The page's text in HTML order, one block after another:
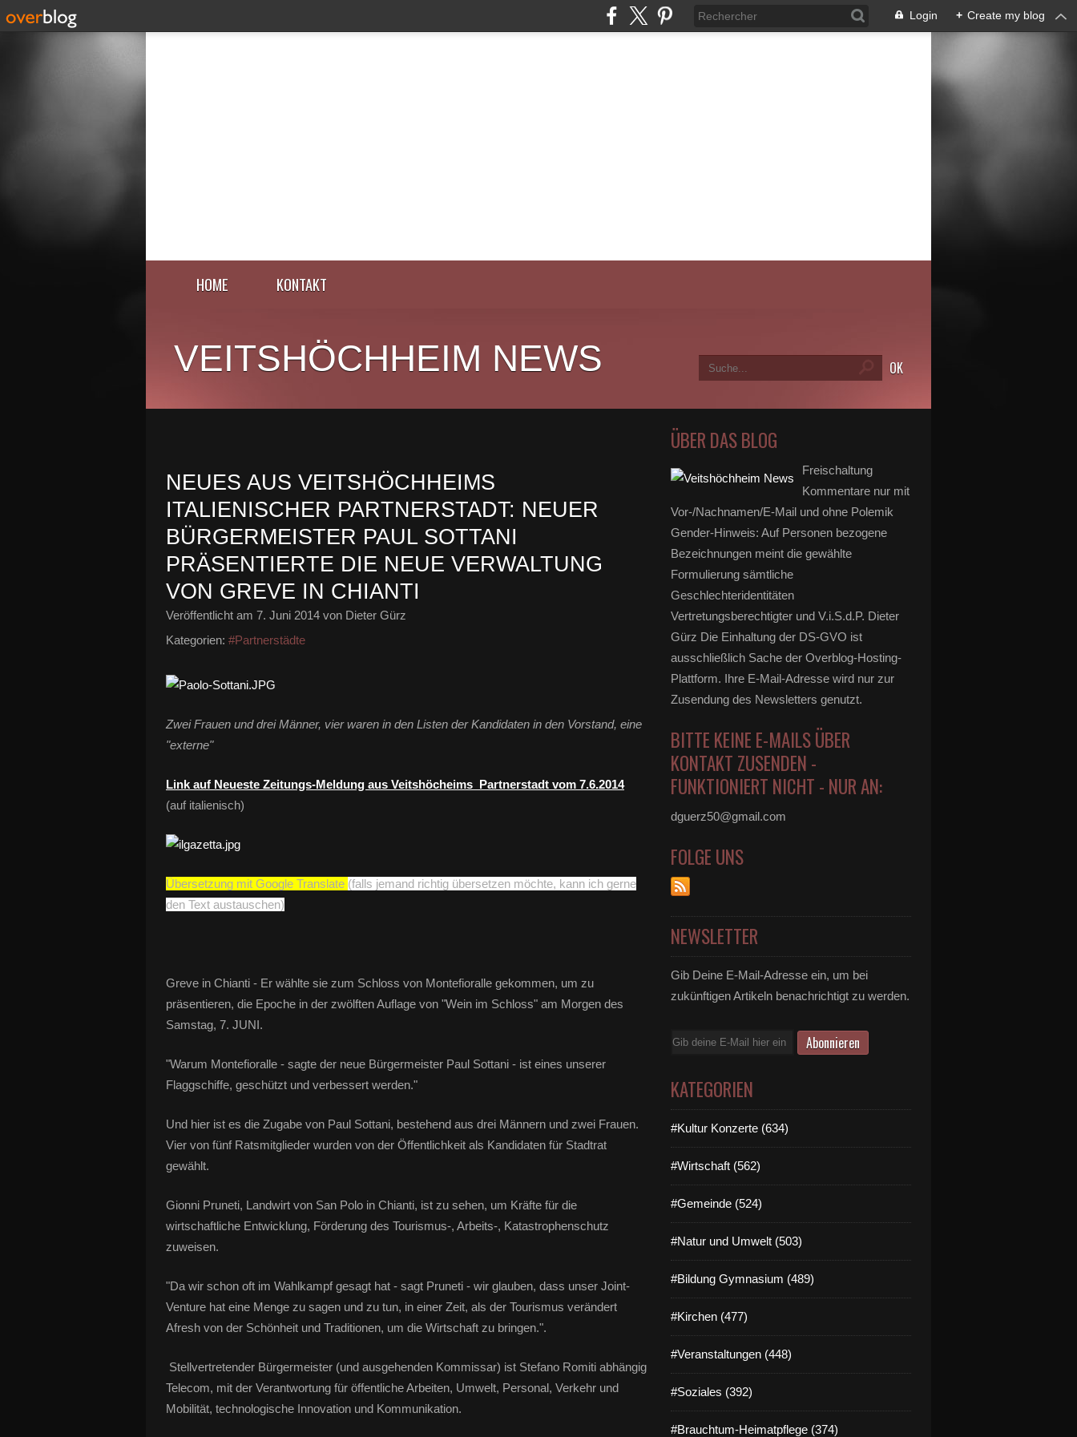
Login + Create my blog
HOME KONTAKT
VEITSHÖCHHEIM NEWS
NEUES AUS VEITSHÖCHHEIMS
ITALIENISCHER PARTNERSTADT: NEUER
BÜRGERMEISTER PAUL SOTTANI
PRÄSENTIERTE DIE NEUE VERWALTUNG
VON GREVE IN CHIANTI
Veröffentlicht am 7. Juni 2014 von Dieter Gürz
Kategorien: #Partnerstädte
Zwei Frauen und drei Männer, vier waren in den Listen der Kandidaten in den Vorstand, eine
"externe"
Link auf Neueste Zeitungs-Meldung aus Veitshöcheims Partnerstadt vom 7.6.2014
(auf italienisch)
Übersetzung mit Google Translate (falls jemand richtig übersetzen möchte, kann ich gerne
den Text austauschen)
Greve in Chianti - Er wählte sie zum Schloss von Montefioralle gekommen, um zu
präsentieren, die Epoche in der zwölften Auflage von "Wein im Schloss" am Morgen des
Samstag, 7. JUNI.
"Warum Montefioralle - sagte der neue Bürgermeister Paul Sottani - ist eines unserer
Flaggschiffe, geschützt und verbessert werden."
Und hier ist es die Zugabe von Paul Sottani, bestehend aus drei Männern und zwei Frauen.
Vier von fünf Ratsmitglieder wurden von der Öffentlichkeit als Kandidaten für Stadtrat
gewählt.
Gionni Pruneti, Landwirt von San Polo in Chianti, ist zu sehen, um Kräfte für die
wirtschaftliche Entwicklung, Förderung des Tourismus-, Arbeits-, Katastrophenschutz
zuweisen.
"Da wir schon oft im Wahlkampf gesagt hat - sagt Pruneti - wir glauben, dass unser Joint-
Venture hat eine Menge zu sagen und zu tun, in einer Zeit, als der Tourismus verändert
Afresh von der Schönheit und Traditionen, um die Wirtschaft zu bringen.".
Stellvertretender Bürgermeister (und ausgehenden Kommissar) ist Stefano Romiti abhängig
Telecom, mit der Verantwortung für öffentliche Arbeiten, Umwelt, Personal, Verkehr und
Mobilität, technologische Innovation und Kommunikation.
ÜBER DAS BLOG
Freischaltung
Kommentare nur mit
Vor-/Nachnamen/E-Mail und ohne Polemik
Gender-Hinweis: Auf Personen bezogene
Bezeichnungen meint die gewählte
Formulierung sämtliche
Geschlechteridentitäten
Vertretungsberechtigter und V.i.S.d.P. Dieter
Gürz Die Einhaltung der DS-GVO ist
ausschließlich Sache der Overblog-Hosting-
Plattform. Ihre E-Mail-Adresse wird nur zur
Zusendung des Newsletters genutzt.
BITTE KEINE E-MAILS ÜBER
KONTAKT ZUSENDEN -
FUNKTIONIERT NICHT - NUR AN:
dguerz50@gmail.com
FOLGE UNS
NEWSLETTER
Gib Deine E-Mail-Adresse ein, um bei
zukünftigen Artikeln benachrichtigt zu werden.
E-
KATEGORIEN
#Kultur Konzerte (634)
#Wirtschaft (562)
#Gemeinde (524)
#Natur und Umwelt (503)
#Bildung Gymnasium (489)
#Kirchen (477)
#Veranstaltungen (448)
#Soziales (392)
#Brauchtum-Heimatpflege (374)